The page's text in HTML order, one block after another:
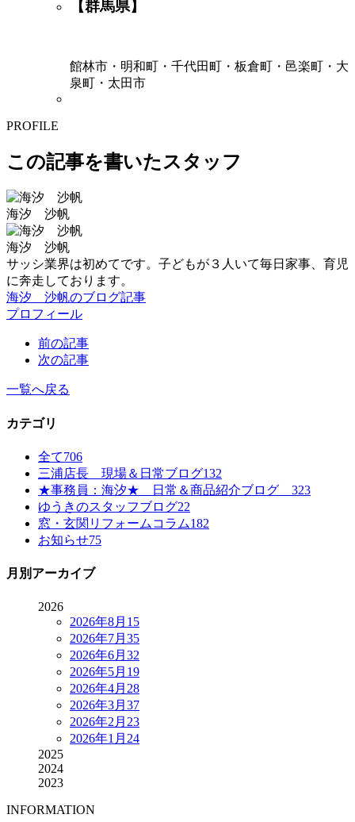
【群馬県】
館林市・明和町・千代田町・板倉町・邑楽町・大
泉町・太田市
PROFILE
この記事を書いたスタッフ
海汐 沙帆
海汐 沙帆
サッシ業界は初めてです。子どもが３人いて毎日家事、育児
に奔走しております。
海汐 沙帆のブログ記事
プロフィール
前の記事
次の記事
一覧へ戻る
カテゴリ
全て706
三浦店長 現場＆日常ブログ132
★事務員：海汐★ 日常＆商品紹介ブログ 323
ゆうきのスタッフブログ22
窓・玄関リフォームコラム182
お知らせ75
月別アーカイブ
2026
2026年8月 15
2026年7月 35
2026年6月 32
2026年5月 19
2026年4月 28
2026年3月 37
2026年2月 23
2026年1月 24
2025
2024
2023
INFORMATION